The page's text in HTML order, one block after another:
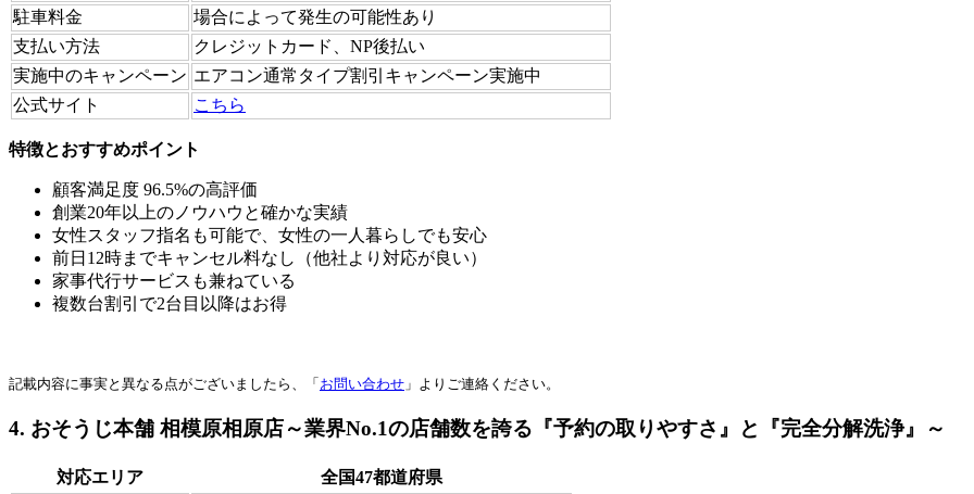
駐車料金
場合によって発生の可能性あり
支払い方法
クレジットカード、NP後払い
実施中のキャンペーン エアコン通常タイプ割引キャンペーン実施中
公式サイト
こちら
特徴とおすすめポイント
顧客満足度 96.5%の高評価
創業20年以上のノウハウと確かな実績
女性スタッフ指名も可能で、女性の一人暮らしでも安心
前日12時までキャンセル料なし（他社より対応が良い）
家事代行サービスも兼ねている
複数台割引で2台目以降はお得
記載内容に事実と異なる点がございましたら、「 お問い合わせ 」よりご連絡ください。
4. おそうじ本舗 相模原相原店～業界No.1の店舗数を誇る『予約の取りやすさ』と『完全分解洗浄』～
対応エリア 全国47都道府県